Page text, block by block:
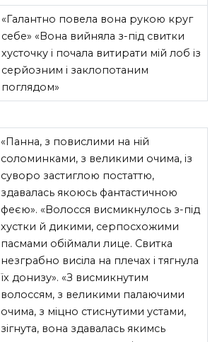
«Галантно повела вона рукою круг
себе» «Вона вийняла з-під свитки
хусточку і по­чала витирати мій лоб із
серйозним і за­клопотаним
поглядом»
«Панна, з повислими на ній
соломинками, з великими очима, із
суворо застиглою по­статтю,
здавалась якоюсь фантастичною
феєю». «Волосся висмикнулось з-під
хустки й ди­кими, серпосхожими
пасмами обіймали лице. Свитка
незграбно висіла на плечах і тягнула
їх донизу». «З висмикнутим
волоссям, з великими палаючими
очима, з міцно стиснутими устами,
зігнута, вона здавалась якимсь